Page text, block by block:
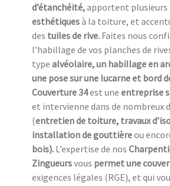
d’étanchéité,apportent plusieurs
esthétiquesà la toiture, et
des tuiles de rive. Faites nous
l’habillage de vos planches de
type alvéolaire, un habillage en
une pose sur une lucarne et bord
Couverture 34est une entreprise
et intervienne dans de nombreux
(entretien de toiture, travaux
installation de gouttièreou
bois). L’expertise de nos
Zingueursvous permet une
exigences légales (RGE), et qui